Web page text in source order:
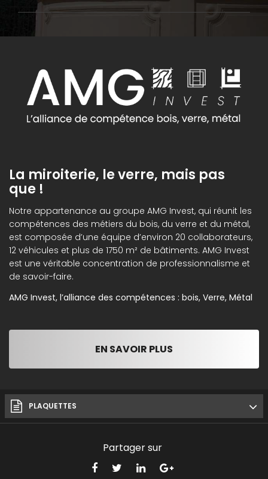
La miroiterie, le verre, mais pas
que !
Notre appartenance au groupe AMG Invest, qui réunit les
compétences des métiers du bois, du verre et du métal,
est composée d’une équipe d’environ 20 collaborateurs,
12 véhicules et plus de 1750 m² de bâtiments. AMG Invest
est une véritable concentration de professionnalisme et
de savoir-faire.
AMG Invest, l’alliance des compétences : bois, Verre, Métal
EN SAVOIR PLUS
PLAQUETTES
Partager sur